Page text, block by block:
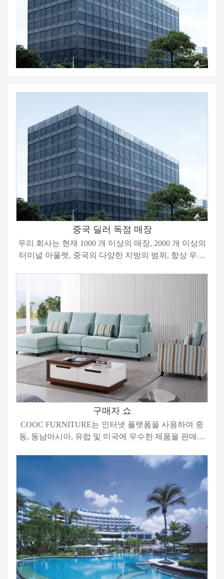
중국 딜러 독점 매장
우리 회사는 현재 1000 개 이상의 매장, 2000 개 이상의
터미널 아울렛, 중국의 다양한 지방의 범위, 항상 우수
구매자 쇼
COOC FURNITURE는 인터넷 플랫폼을 사용하여 중
동, 동남아시아, 유럽 및 미국에 우수한 제품을 판매하